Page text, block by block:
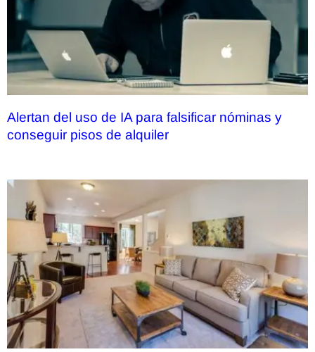
Alertan del uso de IA para falsificar nóminas y
conseguir pisos de alquiler